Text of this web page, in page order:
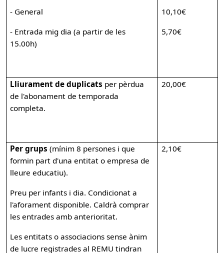
- General
- Entrada mig dia (a partir de les
15.00h)
10,10€
5,70€
Lliurament de duplicats per pèrdua
de l'abonament de temporada
completa.
20,00€
Per grups (mínim 8 persones i que
formin part d'una entitat o empresa de
lleure educatiu).
Preu per infants i dia. Condicionat a
l'aforament disponible. Caldrà comprar
les entrades amb anterioritat.
Les entitats o associacions sense ànim
de lucre registrades al REMU tindran
2,10€